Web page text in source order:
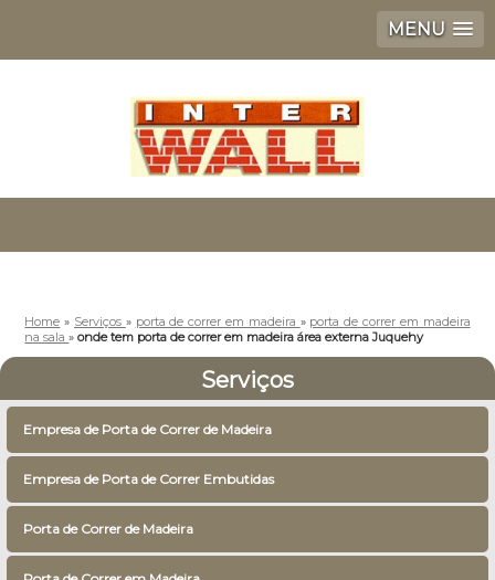
MENU
Home » Serviços » porta de correr em madeira » porta de correr em madeira
na sala»onde tem porta de correr em madeira área externa Juquehy
Serviços
Empresa de Porta de Correr de Madeira
Empresa de Porta de Correr Embutidas
Porta de Correr de Madeira